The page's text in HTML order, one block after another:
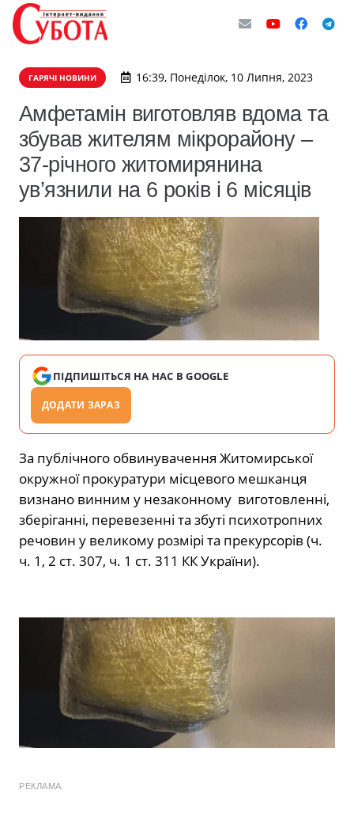
ГАРЯЧІ НОВИНИ 16:39, Понеділок, 10 Липня, 2023
Амфетамін виготовляв вдома та
збував жителям мікрорайону –
37-річного житомирянина
ув’язнили на 6 років і 6 місяців
ПІДПИШІТЬСЯ НА НАС В GOOGLE
ДОДАТИ ЗАРАЗ
За публічного обвинувачення Житомирської
окружної прокуратури місцевого мешканця
визнано винним у незаконному виготовленні,
зберіганні, перевезенні та збуті психотропних
речовин у великому розмірі та прекурсорів (ч.
ч. 1, 2 ст. 307, ч. 1 ст. 311 КК України).
РЕКЛАМА